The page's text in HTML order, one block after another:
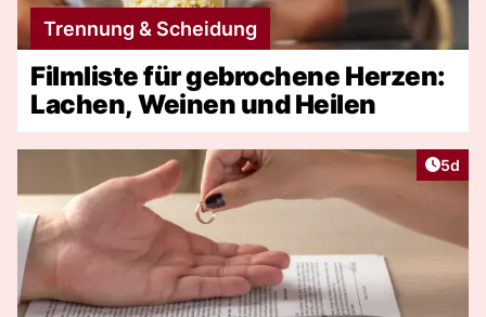
Trennung & Scheidung
Filmliste für gebrochene Herzen:
Lachen, Weinen und Heilen
5d